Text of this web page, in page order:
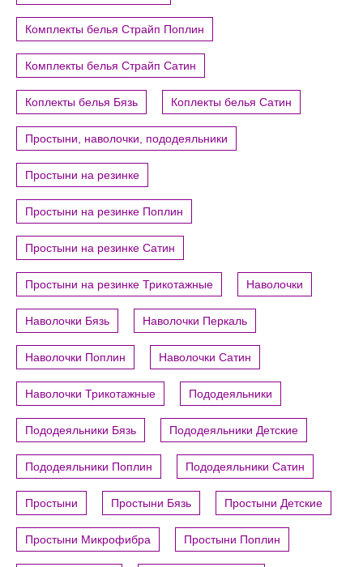
Комплекты белья Страйп Поплин
Комплекты белья Страйп Сатин
Коплекты белья Бязь Коплекты белья Сатин
Простыни, наволочки, пододеяльники
Простыни на резинке
Простыни на резинке Поплин
Простыни на резинке Сатин
Простыни на резинке Трикотажные Наволочки
Наволочки Бязь Наволочки Перкаль
Наволочки Поплин Наволочки Сатин
Наволочки Трикотажные Пододеяльники
Пододеяльники Бязь Пододеяльники Детские
Пододеяльники Поплин Пододеяльники Сатин
Простыни Простыни Бязь Простыни Детские
Простыни Микрофибра Простыни Поплин